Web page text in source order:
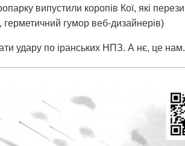
випустили коропів Кої, які
гумор веб-дизайнерів)
удару по іранських НПЗ. А нє, це